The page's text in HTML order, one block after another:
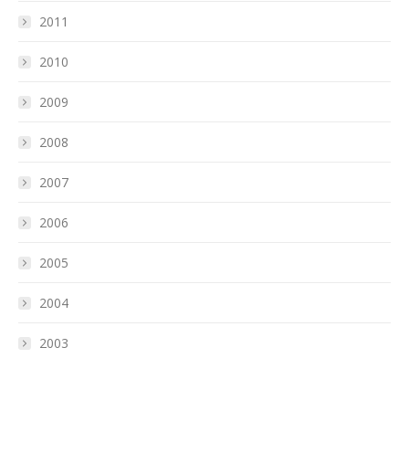
2011
2010
2009
2008
2007
2006
2005
2004
2003